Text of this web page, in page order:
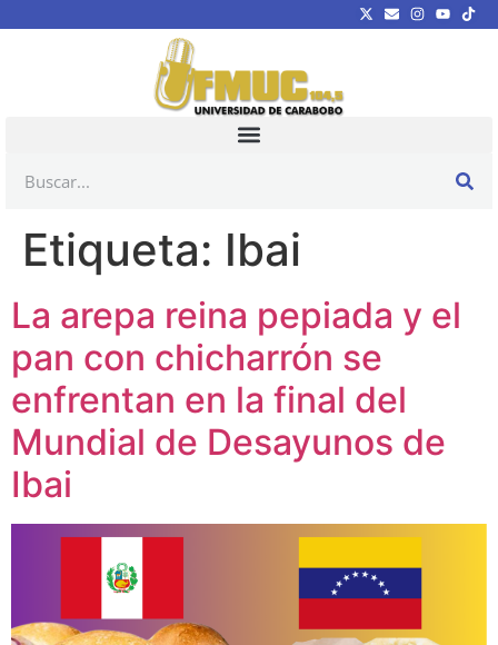
Etiqueta: Ibai
La arepa reina pepiada y el
pan con chicharrón se
enfrentan en la final del
Mundial de Desayunos de
Ibai